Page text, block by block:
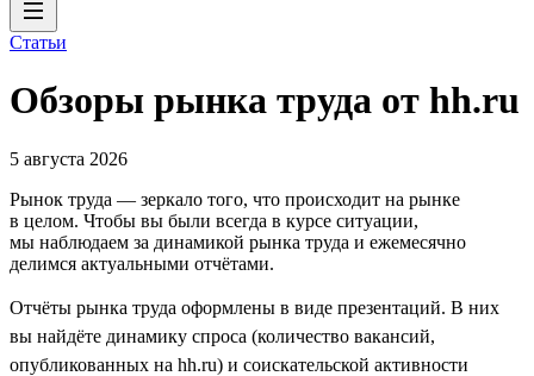
Статьи
Обзоры рынка труда от hh.ru
5 августа 2026
Рынок труда — зеркало того, что происходит на рынке
в целом. Чтобы вы были всегда в курсе ситуации,
мы наблюдаем за динамикой рынка труда и ежемесячно
делимся актуальными отчётами.
Отчёты рынка труда оформлены в виде презентаций. В них
вы найдёте динамику спроса (количество вакансий,
опубликованных на hh.ru) и соискательской активности